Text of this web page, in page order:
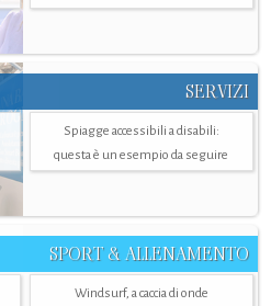
SERVIZI
Spiagge accessibili a disabili:
questa è un esempio da seguire
SPORT & ALLENAMENTO
Windsurf, a caccia di onde